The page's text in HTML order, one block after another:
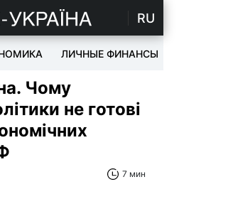
RU
ЛИЧНЫЕ ФИНАНСЫ
Чому
не готові
7 мин